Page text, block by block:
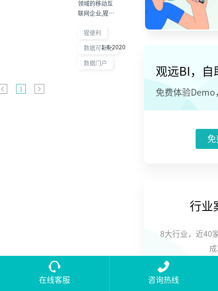
领域的移动互
联网企业,猩便
用户提供近距
消费场景。为
了满足用户的
猩便利
数据可视化
数据门户
1-8-2020
1
观远BI，自
免费体验Demo
免
行业
8大行业，近40
在线客服 咨询热线